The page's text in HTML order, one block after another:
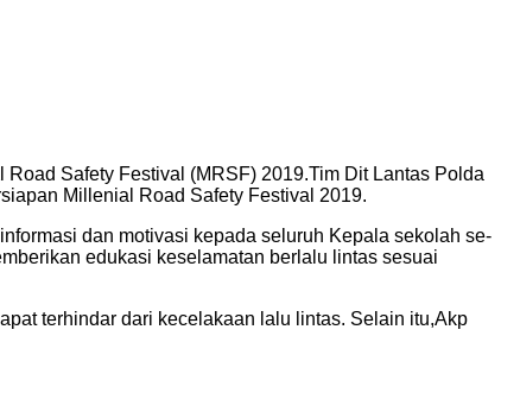
Safety Festival (MRSF) 2019.Tim Dit Lantas Polda
Millenial Road Safety Festival 2019.
dan motivasi kepada seluruh Kepala sekolah se-
edukasi keselamatan berlalu lintas sesuai
terhindar dari kecelakaan lalu lintas. Selain itu,Akp